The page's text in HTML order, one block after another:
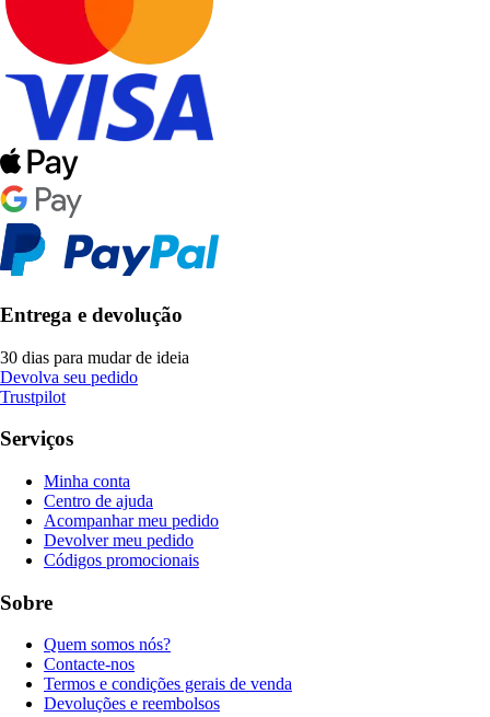
Entrega e devolução
30 dias para mudar de ideia
Devolva seu pedido
Trustpilot
Serviços
Minha conta
Centro de ajuda
Acompanhar meu pedido
Devolver meu pedido
Códigos promocionais
Sobre
Quem somos nós?
Contacte-nos
Termos e condições gerais de venda
Devoluções e reembolsos